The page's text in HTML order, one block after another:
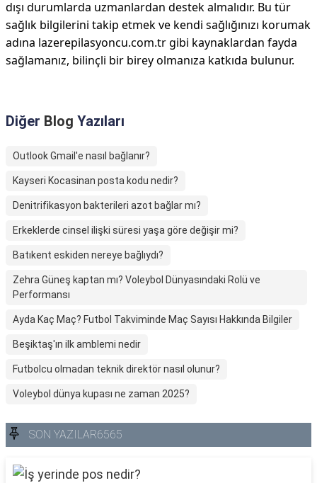
dışı durumlarda uzmanlardan destek almalıdır. Bu tür
sağlık bilgilerini takip etmek ve kendi sağlığınızı korumak
adına lazerepilasyoncu.com.tr gibi kaynaklardan fayda
sağlamanız, bilinçli bir birey olmanıza katkıda bulunur.
Diğer Blog Yazıları
Outlook Gmail'e nasıl bağlanır?
Kayseri Kocasinan posta kodu nedir?
Denitrifikasyon bakterileri azot bağlar mı?
Erkeklerde cinsel ilişki süresi yaşa göre değişir mi?
Batıkent eskiden nereye bağlıydı?
Zehra Güneş kaptan mı? Voleybol Dünyasındaki Rolü ve
Performansı
Ayda Kaç Maç? Futbol Takviminde Maç Sayısı Hakkında Bilgiler
Beşiktaş'ın ilk amblemi nedir
Futbolcu olmadan teknik direktör nasıl olunur?
Voleybol dünya kupası ne zaman 2025?
SON YAZILAR6565